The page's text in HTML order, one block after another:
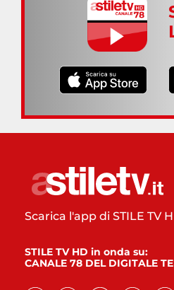
Scarica l'app di STILE TV
STILE TV HD in onda su:
CANALE 78 DEL DIGITALE